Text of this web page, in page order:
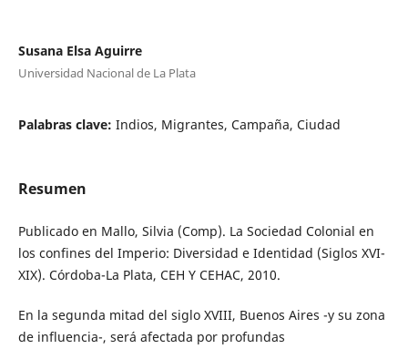
Susana Elsa Aguirre
Universidad Nacional de La Plata
Palabras clave: Indios, Migrantes, Campaña, Ciudad
Resumen
Publicado en Mallo, Silvia (Comp). La Sociedad Colonial en
los confines del Imperio: Diversidad e Identidad (Siglos XVI-
XIX). Córdoba-La Plata, CEH Y CEHAC, 2010.
En la segunda mitad del siglo XVIII, Buenos Aires -y su zona
de influencia-, será afectada por profundas